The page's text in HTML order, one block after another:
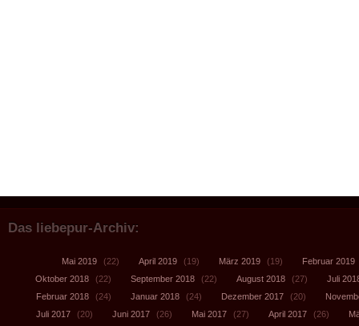
Das liebepur-Archiv:
Mai 2019 (22) April 2019 (19) März 2019 (19) Februar 2019
Oktober 2018
(22) September 2018 (22) August 2018 (27)
Juli
Februar 2018
(24) Januar 2018 (24) Dezember 2017 (20)
Juli 2017
(20) Juni 2017 (26) Mai 2017 (27) April 2017 (26)